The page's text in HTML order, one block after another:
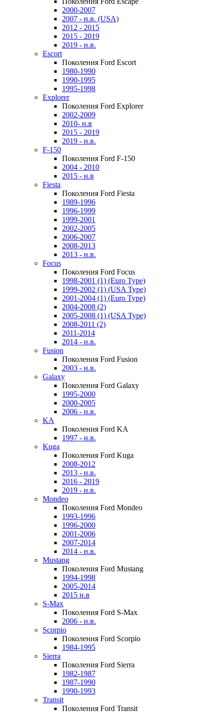
2000-2007
2007 - н.в. (USA)
2012 - 2015
2015 - 2019
2019 - н.в.
Escort
Поколения Ford Escort
1980-1990
1990-1995
1995-1998
Explorer
Поколения Ford Explorer
2002-2009
2010- н.в
2015 - 2019
2019 - н.в.
F-150
Поколения Ford F-150
2004 - 2010
2015 - н.в
Fiesta
Поколения Ford Fiesta
1989-1996
1996-1999
1999-2001
2002-2005
2006-2007
2008-2013
2013 - н.в.
Focus
Поколения Ford Focus
1998-2001 (1) (Euro Type)
1999-2002 (1) (USA Type)
2001-2004 (1) (Euro Type)
2004-2008 (2)
2005-2008 (1) (USA Type)
2008-2011 (2)
2011-2014
2014 - н.в.
Fusion
Поколения Ford Fusion
2003 - н.в.
Galaxy
Поколения Ford Galaxy
1995-2000
2000-2005
2006 - н.в.
KA
Поколения Ford KA
1997 - н.в.
Kuga
Поколения Ford Kuga
2008-2012
2013 - н.в.
2016 - 2019
2019 - н.в.
Mondeo
Поколения Ford Mondeo
1993-1996
1996-2000
2001-2006
2007-2014
2014 - н.в.
Mustang
Поколения Ford Mustang
1994-1998
2005-2014
2015 н.в
S-Max
Поколения Ford S-Max
2006 - н.в.
Scorpio
Поколения Ford Scorpio
1984-1995
Sierra
Поколения Ford Sierra
1982-1987
1987-1990
1990-1993
Transit
Поколения Ford Transit